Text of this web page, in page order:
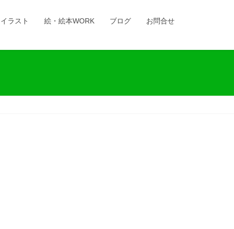
イラスト 絵・絵本WORK ブログ お問合せ